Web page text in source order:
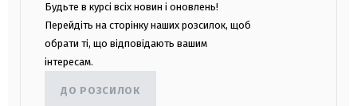
Будьте в курсі всіх новин і оновлень!
Перейдіть на сторінку наших розсилок, щоб
обрати ті, що відповідають вашим
інтересам.
ДО РОЗСИЛОК